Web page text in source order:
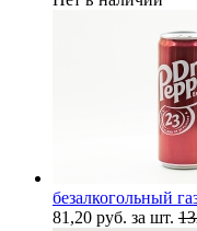
безалкогольный
81,20 руб. за шт.